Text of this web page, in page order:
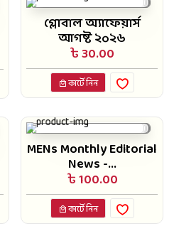
গ্লোবাল অ্যাফেয়ার্স
আগষ্ট ২০২৬
৳ 30.00
কার্টে নিন
MENs Monthly Editorial
News -...
৳ 100.00
কার্টে নিন